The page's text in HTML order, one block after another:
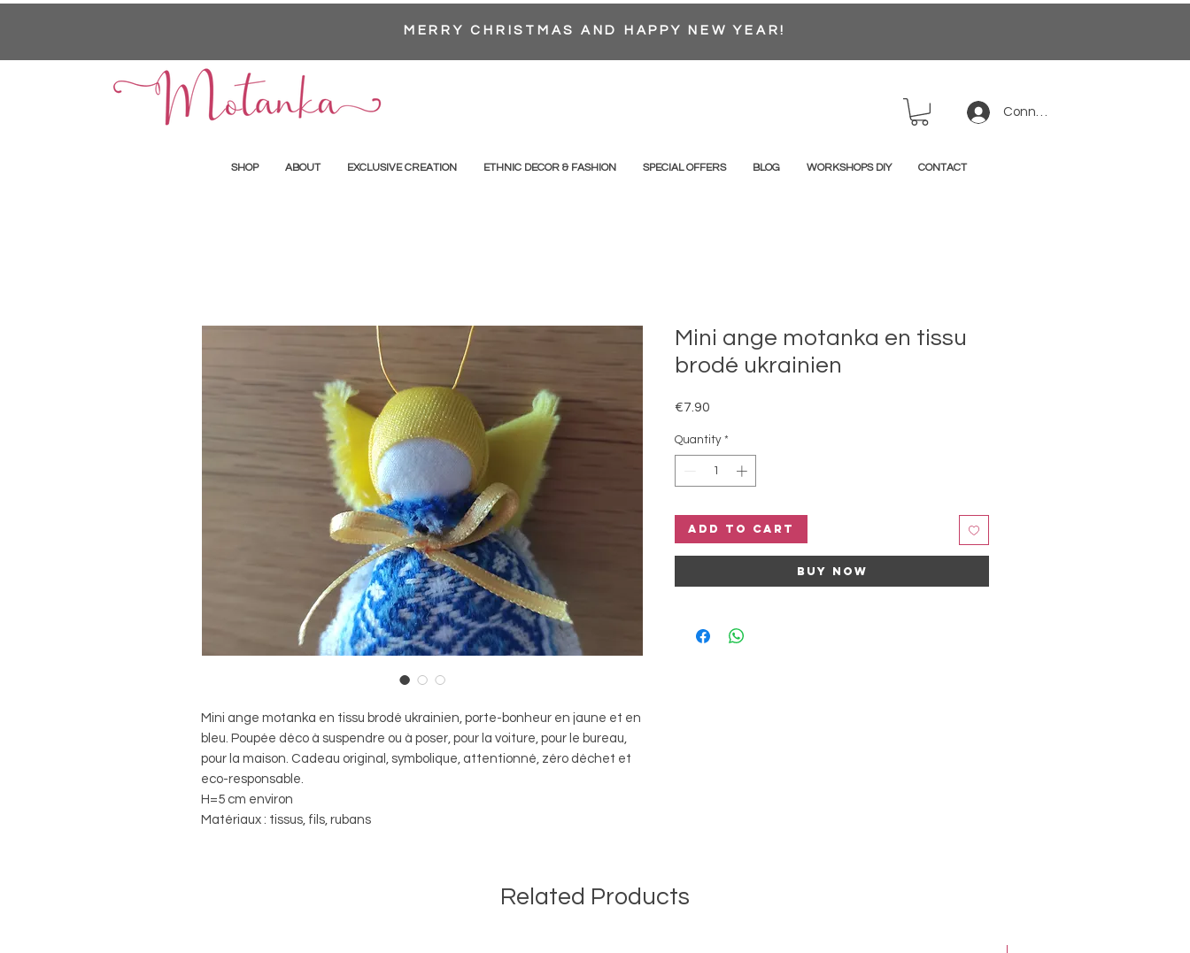
MERRY CHRISTMAS AND HAPPY NEW YEAR!
Connexion
SHOP ABOUT EXCLUSIVE CREATION ETHNIC DECOR & FASHION SPECIAL OFFERS BLOG WORKSHOPS DIY CONTACT
Mini ange motanka en tissu brodé ukrainien, porte-bonheur en jaune et en
bleu. Poupée déco à suspendre ou à poser, pour la voiture, pour le bureau,
pour la maison. Cadeau original, symbolique, attentionné, zéro déchet et
eco-responsable.
H=5 cm environ
Matériaux : tissus, fils, rubans
Mini ange motanka en tissu
brodé ukrainien
€7.90
Quantity *
Add to Cart
Buy Now
Related Products